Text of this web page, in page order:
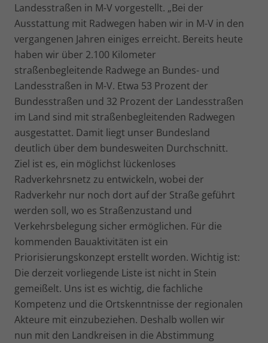
Landesstraßen in M-V vorgestellt. „Bei der
Ausstattung mit Radwegen haben wir in M-V in den
vergangenen Jahren einiges erreicht. Bereits heute
haben wir über 2.100 Kilometer
straßenbegleitende Radwege an Bundes- und
Landesstraßen in M-V. Etwa 53 Prozent der
Bundesstraßen und 32 Prozent der Landesstraßen
im Land sind mit straßenbegleitenden Radwegen
ausgestattet. Damit liegt unser Bundesland
deutlich über dem bundesweiten Durchschnitt.
Ziel ist es, ein möglichst lückenloses
Radverkehrsnetz zu entwickeln, wobei der
Radverkehr nur noch dort auf der Straße geführt
werden soll, wo es Straßenzustand und
Verkehrsbelegung sicher ermöglichen. Für die
kommenden Bauaktivitäten ist ein
Priorisierungskonzept erstellt worden. Wichtig ist:
Die derzeit vorliegende Liste ist nicht in Stein
gemeißelt. Uns ist es wichtig, die fachliche
Kompetenz und die Ortskenntnisse der regionalen
Akteure mit einzubeziehen. Deshalb wollen wir
nun mit den Landkreisen in die Abstimmung